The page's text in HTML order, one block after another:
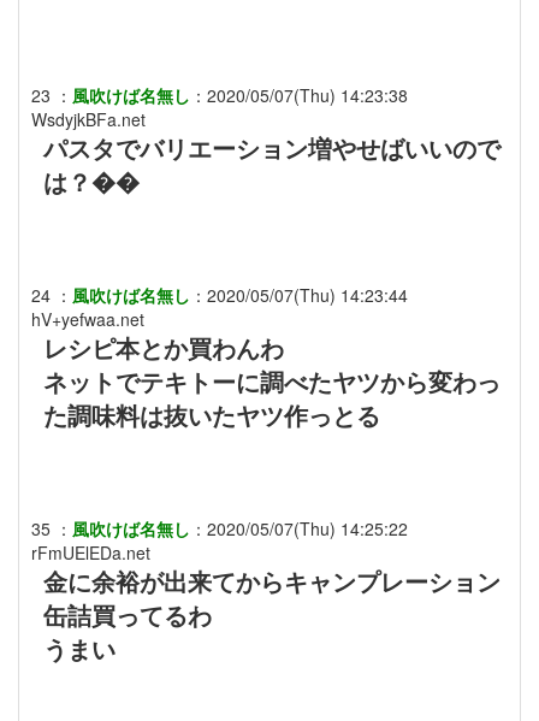
23 ： 風吹けば名無し ： 2020/05/07(Thu) 14:23:38
WsdyjkBFa.net
パスタでバリエーション増やせばいいので
は？��
24 ： 風吹けば名無し ： 2020/05/07(Thu) 14:23:44
hV+yefwaa.net
レシピ本とか買わんわ
ネットでテキトーに調べたヤツから変わっ
た調味料は抜いたヤツ作っとる
35 ： 風吹けば名無し ： 2020/05/07(Thu) 14:25:22
rFmUElEDa.net
金に余裕が出来てからキャンプレーション
缶詰買ってるわ
うまい